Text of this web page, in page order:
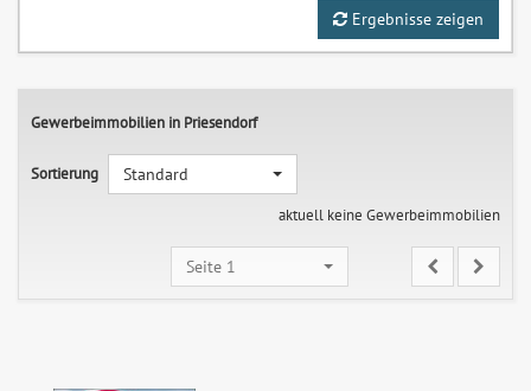
Ergebnisse zeigen
Gewerbeimmobilien in Priesendorf
Sortierung
Standard
aktuell keine Gewerbeimmobilien
Seite 1